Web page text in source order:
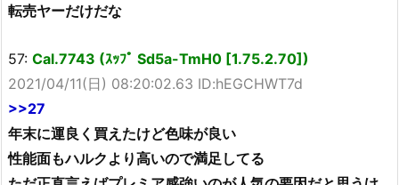
転売ヤーだけだな
57: Cal.7743 (ｽｯﾌﾟ Sd5a-TmH0 [1.75.2.70])
2021/04/11(日) 08:20:02.63 ID:hEGCHWT7d
>>27
年末に運良く買えたけど色味が良い
性能面もハルクより高いので満足してる